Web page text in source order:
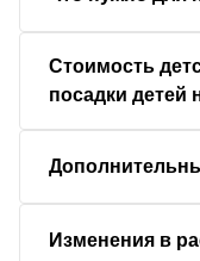
Стоимость
посадки детей
Изменения в